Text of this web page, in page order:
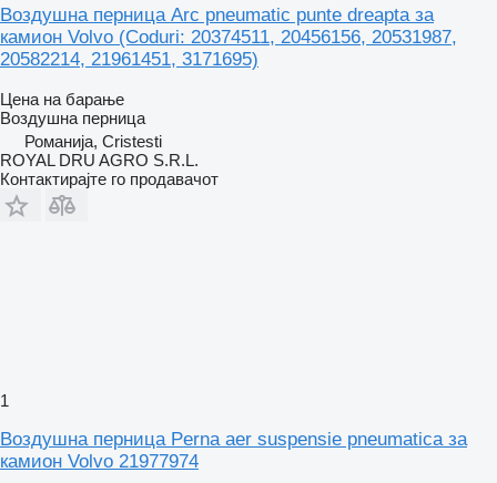
Воздушна перница Arc pneumatic punte dreapta за
камион Volvo (Coduri: 20374511, 20456156, 20531987,
20582214, 21961451, 3171695)
Цена на барање
Воздушна перница
Романија, Cristesti
ROYAL DRU AGRO S.R.L.
Контактирајте го продавачот
1
Воздушна перница Perna aer suspensie pneumatica за
камион Volvo 21977974